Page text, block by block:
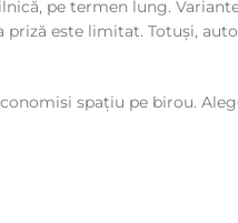
pe termen lung.
este limitat. Totuși,
spațiu pe birou.